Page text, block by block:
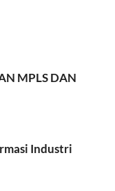
MPLS DAN
Industri